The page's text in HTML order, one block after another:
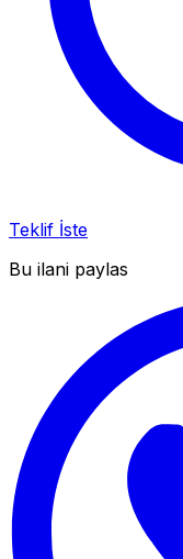
Teklif İste
Bu ilani paylas